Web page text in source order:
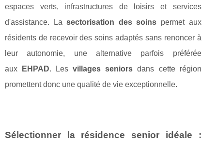
espaces verts, infrastructures de loisirs et services
d'assistance. Lasectorisation des soins permet aux
résidents de recevoir des soins adaptés sans renoncer à
leur autonomie, une alternative parfois préférée
aux
EHPAD. Lesvillages seniors dans cette région
promettent donc une qualité de vie exceptionnelle.
Sélectionner la résidence senior idéale :